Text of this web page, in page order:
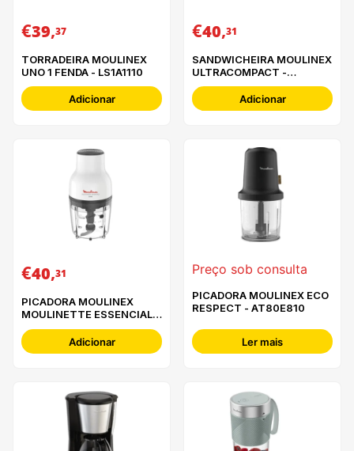
€39,37
TORRADEIRA MOULINEX
UNO 1 FENDA - LS1A1110
Adicionar
€40,31
SANDWICHEIRA MOULINEX
ULTRACOMPACT -
SM156D21
Adicionar
€40,31
PICADORA MOULINEX
MOULINETTE ESSENCIAL -
DJ520110
Adicionar
Preço sob consulta
PICADORA MOULINEX ECO
RESPECT - AT80E810
Ler mais